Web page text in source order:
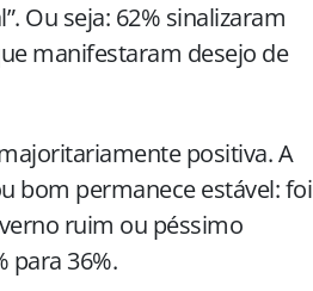
Ou seja: 62% sinalizaram
manifestaram desejo de
positiva. A
bom permanece estável: foi
ruim ou péssimo
para 36%.